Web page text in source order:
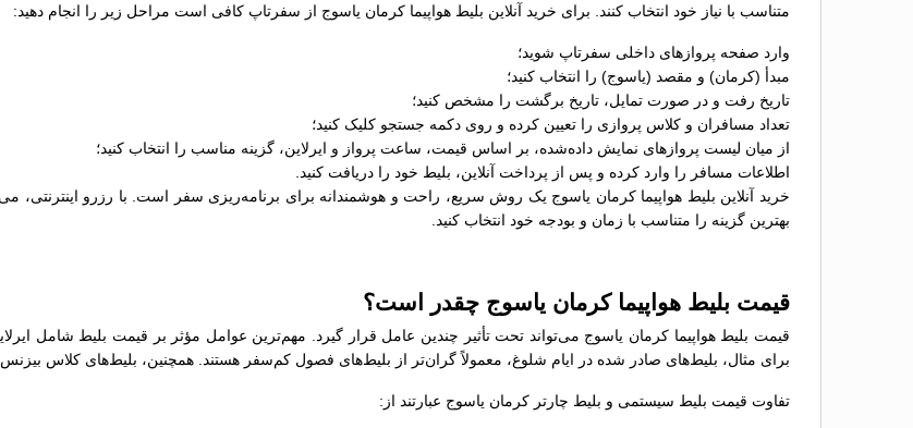
متناسب با نیاز خود انتخاب کنند. برای خرید آنلاین بلیط هواپیما کرمان یاسوج از سفرتاپ کافی است مراحل زیر را انجام دهید:
وارد صفحه پروازهای داخلی سفرتاپ شوید؛
مبدأ (کرمان) و مقصد (یاسوج) را انتخاب کنید؛
تاریخ رفت و در صورت تمایل، تاریخ برگشت را مشخص کنید؛
تعداد مسافران و کلاس پروازی را تعیین کرده و روی دکمه جستجو کلیک کنید؛
از میان لیست پروازهای نمایش داده‌شده، بر اساس قیمت، ساعت پرواز و ایرلاین، گزینه مناسب را انتخاب کنید؛
اطلاعات مسافر را وارد کرده و پس از پرداخت آنلاین، بلیط خود را دریافت کنید.
خرید آنلاین بلیط هواپیما کرمان یاسوج یک روش سریع، راحت و هوشمندانه برای برنامه‌ریزی سفر است. با رزرو اینترنتی،
بهترین گزینه را متناسب با زمان و بودجه خود انتخاب کنید.
قیمت بلیط هواپیما کرمان یاسوج چقدر است؟
قیمت بلیط هواپیما کرمان یاسوج می‌تواند تحت تأثیر چندین عامل قرار گیرد. مهم‌ترین عوامل مؤثر بر قیمت بلیط شامل
برای مثال، بلیط‌های صادر شده در ایام شلوغ، معمولاً گران‌تر از بلیط‌های فصول کم‌سفر هستند. همچنین، بلیط‌های کلاس بیزنس
تفاوت قیمت بلیط سیستمی و بلیط چارتر کرمان یاسوج عبارتند از: